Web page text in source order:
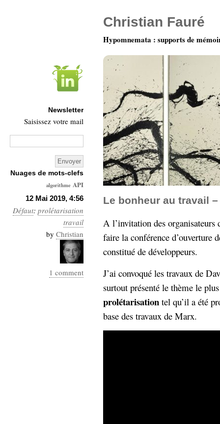
12 Mai 2019, 4:56
Défaut: prolétarisation
travail
by Christian
1 comment
Le bonheur au travail
A l’invitation des
faire la conférence d’ouverture
constitué de développeurs.
J’ai convoqué les travaux de
surtout présenté le thème le
prolétarisation tel qu’il a été
base des travaux de Marx.
Christian Fauré
Hypomnemata : supports de
Newsletter
Saisissez votre mail
Nuages de mots-clefs
algorithme API
Architecture
Ars-
Industrialis
business_model
cinéma
Cloud